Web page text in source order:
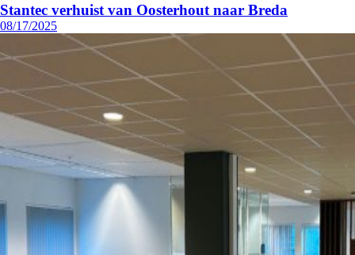
Stantec verhuist van Oosterhout naar Breda
08/17/2025